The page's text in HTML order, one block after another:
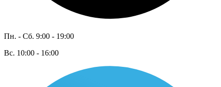
Пн. - Сб. 9:00 - 19:00
Вс. 10:00 - 16:00